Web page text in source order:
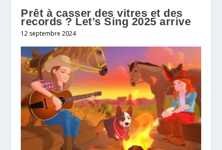
Prêt à casser des vitres et des
records ? Let’s Sing 2025 arrive
12 septembre 2024